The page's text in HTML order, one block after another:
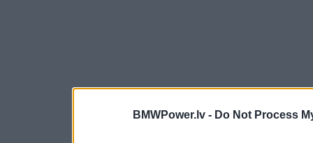
BMWPower.lv - Do Not Process